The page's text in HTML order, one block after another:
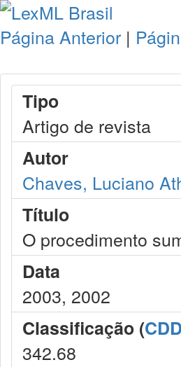
Página Anterior |
Tipo
Artigo de revista
Autor
Chaves, Luciano
Título
O procedimento
Data
2003, 2002
Classificação (
342.68